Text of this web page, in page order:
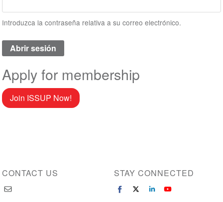
Introduzca la contraseña relativa a su correo electrónico.
Apply for membership
Join ISSUP Now!
CONTACT US STAY CONNECTED